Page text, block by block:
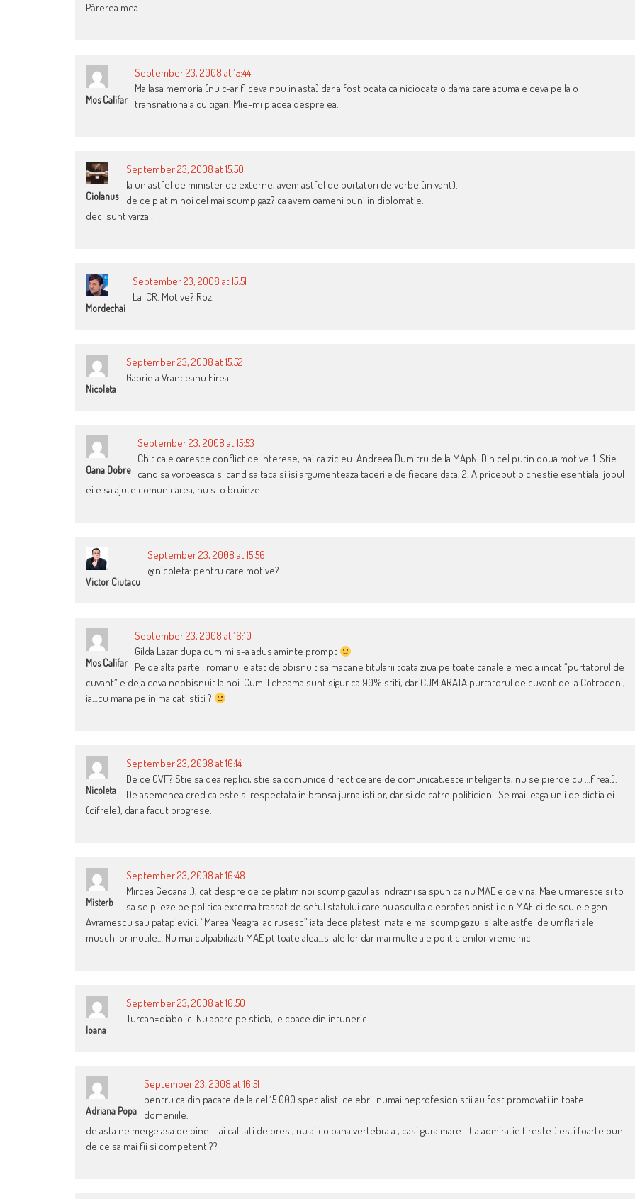
Părerea mea…
Mos Califar
September 23, 2008 at 15:44
Ma lasa memoria (nu c-ar fi ceva nou in asta) dar a fost odata ca niciodata o dama care acuma e ceva pe la o
transnationala cu tigari. Mie-mi placea despre ea.
Ciolanus
September 23, 2008 at 15:50
la un astfel de minister de externe, avem astfel de purtatori de vorbe (in vant).
de ce platim noi cel mai scump gaz? ca avem oameni buni in diplomatie.
deci sunt varza !
Mordechai
September 23, 2008 at 15:51
La ICR. Motive? Roz.
Nicoleta
September 23, 2008 at 15:52
Gabriela Vranceanu Firea!
Oana Dobre
September 23, 2008 at 15:53
Chit ca e oaresce conflict de interese, hai ca zic eu. Andreea Dumitru de la MApN. Din cel putin doua motive. 1. Stie
cand sa vorbeasca si cand sa taca si isi argumenteaza tacerile de fiecare data. 2. A priceput o chestie esentiala: jobul
ei e sa ajute comunicarea, nu s-o bruieze.
Victor Ciutacu
September 23, 2008 at 15:56
@nicoleta: pentru care motive?
Mos Califar
September 23, 2008 at 16:10
Gilda Lazar dupa cum mi s-a adus aminte prompt
Pe de alta parte : romanul e atat de obisnuit sa macane titularii toata ziua pe toate canalele media incat “purtatorul de
cuvant” e deja ceva neobisnuit la noi. Cum il cheama sunt sigur ca 90% stiti, dar CUM ARATA purtatorul de cuvant de la Cotroceni,
ia…cu mana pe inima cati stiti ?
Nicoleta
September 23, 2008 at 16:14
De ce GVF? Stie sa dea replici, stie sa comunice direct ce are de comunicat,este inteligenta, nu se pierde cu …firea:).
De asemenea cred ca este si respectata in bransa jurnalistilor, dar si de catre politicieni. Se mai leaga unii de dictia ei
(cifrele), dar a facut progrese.
Misterb
September 23, 2008 at 16:48
Mircea Geoana :), cat despre de ce platim noi scump gazul as indrazni sa spun ca nu MAE e de vina. Mae urmareste si tb
sa se plieze pe politica externa trassat de seful statului care nu asculta d eprofesionistii din MAE ci de sculele gen
Avramescu sau patapievici. “Marea Neagra lac rusesc” iata dece platesti matale mai scump gazul si alte astfel de umflari ale
muschilor inutile… Nu mai culpabilizati MAE pt toate alea…si ale lor dar mai multe ale politicienilor vremelnici
Ioana
September 23, 2008 at 16:50
Turcan=diabolic. Nu apare pe sticla, le coace din intuneric.
Adriana Popa
September 23, 2008 at 16:51
pentru ca din pacate de la cel 15.000 specialisti celebrii numai neprofesionistii au fost promovati in toate
domeniile.
de asta ne merge asa de bine…. ai calitati de pres , nu ai coloana vertebrala , casi gura mare …( a admiratie fireste ) esti foarte bun.
de ce sa mai fii si competent ??